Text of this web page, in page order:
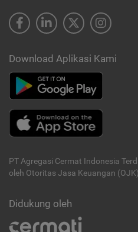
Download Aplikasi Kami
PT Agregasi Cermat Indonesia
oleh Otoritas Jasa Keuangan (OJK)
Didukung oleh